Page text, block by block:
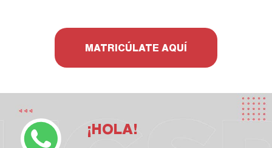
MATRICÚLATE AQUÍ
¡HOLA!